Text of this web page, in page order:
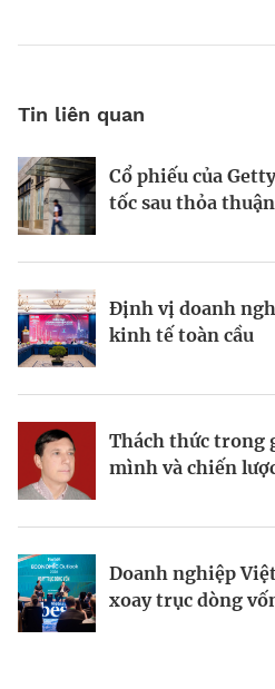
Tin liên quan
Cổ phiếu của
tốc sau thỏa
Định vị doanh
kinh tế toàn cầu
Thách thức trong
mình và chiến
Doanh nghiệp
xoay trục dòng
Động lực và
hành trình kiến
Bất động sản
mạnh từ công
Từ hài hòa đến
trong tầm nhìn
Siêu dự án tìm bệ
tăng trưởng
World Bank: Việt
mô hình tăng
Bà Đặng Minh
cơ hội, tạo dấu ấn
Viết lại chiến lược
thời đại bất định
Vũng Tàu –
TP.HCM vươn tầm